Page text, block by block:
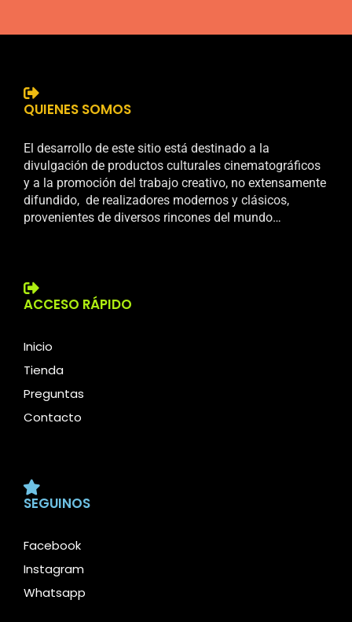
QUIENES SOMOS
El desarrollo de este sitio está destinado a la
divulgación de productos culturales cinematográficos
y a la promoción del trabajo creativo, no extensamente
difundido, de realizadores modernos y clásicos,
provenientes de diversos rincones del mundo…
ACCESO RÁPIDO
Inicio
Tienda
Preguntas
Contacto
SEGUINOS
Facebook
Instagram
Whatsapp